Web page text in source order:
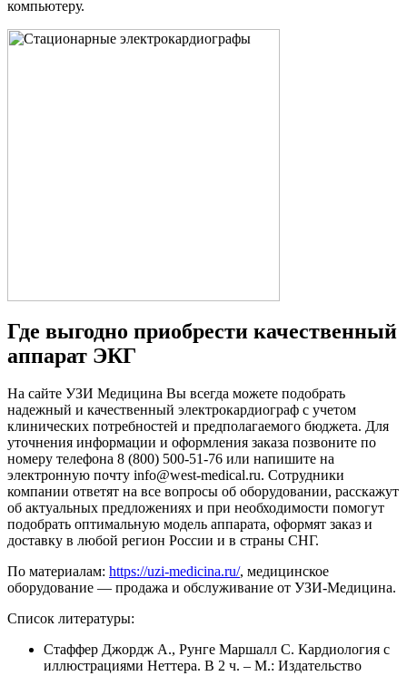
компьютеру.
Где выгодно приобрести качественный
аппарат ЭКГ
На сайте УЗИ Медицина Вы всегда можете подобрать
надежный и качественный электрокардиограф с учетом
клинических потребностей и предполагаемого бюджета. Для
уточнения информации и оформления заказа позвоните по
номеру телефона 8 (800) 500-51-76 или напишите на
электронную почту info@west-medical.ru. Сотрудники
компании ответят на все вопросы об оборудовании, расскажут
об актуальных предложениях и при необходимости помогут
подобрать оптимальную модель аппарата, оформят заказ и
доставку в любой регион России и в страны СНГ.
По материалам: https://uzi-medicina.ru/, медицинское
оборудование — продажа и обслуживание от УЗИ-Медицина.
Список литературы:
Стаффер Джордж А., Рунге Маршалл С. Кардиология с
иллюстрациями Неттера. В 2 ч. – М.: Издательство